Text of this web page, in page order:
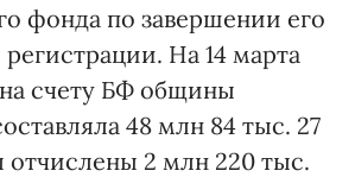
фонда по завершении его
На 14 марта
счету БФ общины
48 млн 84 тыс. 27
отчислены 2 млн 220 тыс.